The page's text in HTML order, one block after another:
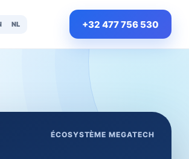
NL +32 477 756 530
ÉCOSYSTÈME MEGATECH